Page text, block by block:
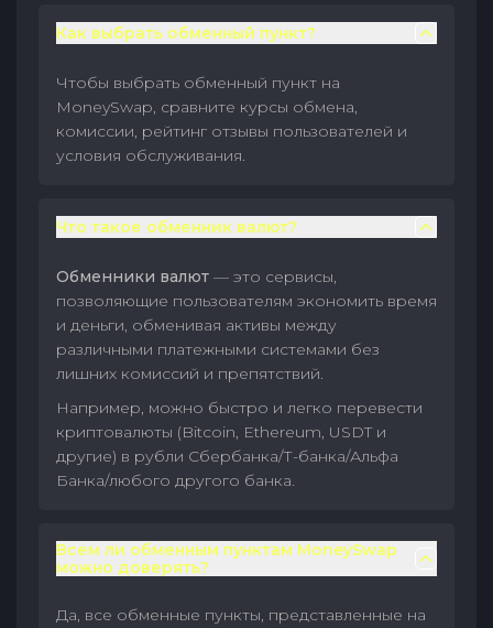
Как выбрать обменный пункт?
Чтобы выбрать обменный пункт на
MoneySwap, сравните курсы обмена,
комиссии, рейтинг отзывы пользователей и
условия обслуживания.
Что такое обменник валют?
Обменники валют — это сервисы,
позволяющие пользователям экономить время
и деньги, обменивая активы между
различными платежными системами без
лишних комиссий и препятствий.
Например, можно быстро и легко перевести
криптовалюты (Bitcoin, Ethereum, USDT и
другие) в рубли Сбербанка/Т-банка/Альфа
Банка/любого другого банка.
Всем ли обменным пунктам MoneySwap
можно доверять?
Да, все обменные пункты, представленные на